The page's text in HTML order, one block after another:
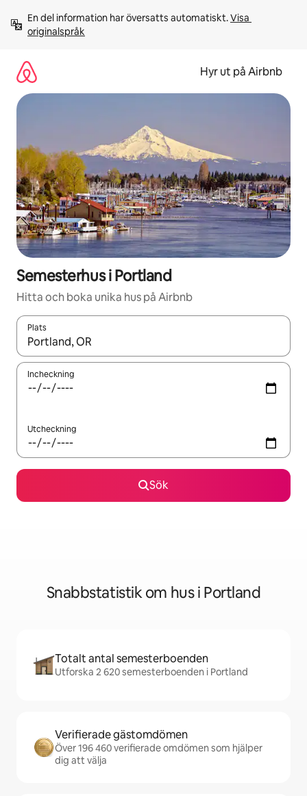
innehåll
En del information har översatts automatiskt. Visa
originalspråk
Hyr ut på Airbnb
Semesterhus i Portland
Hitta och boka unika hus på Airbnb
Plats
När resultaten är tillgängliga kan du navigera med upp- och
Incheckning
Utcheckning
Sök
Snabbstatistik om hus i Portland
Totalt antal semesterboenden
Utforska 2 620 semesterboenden i Portland
Verifierade gästomdömen
Över 196 460 verifierade omdömen som hjälper
dig att välja